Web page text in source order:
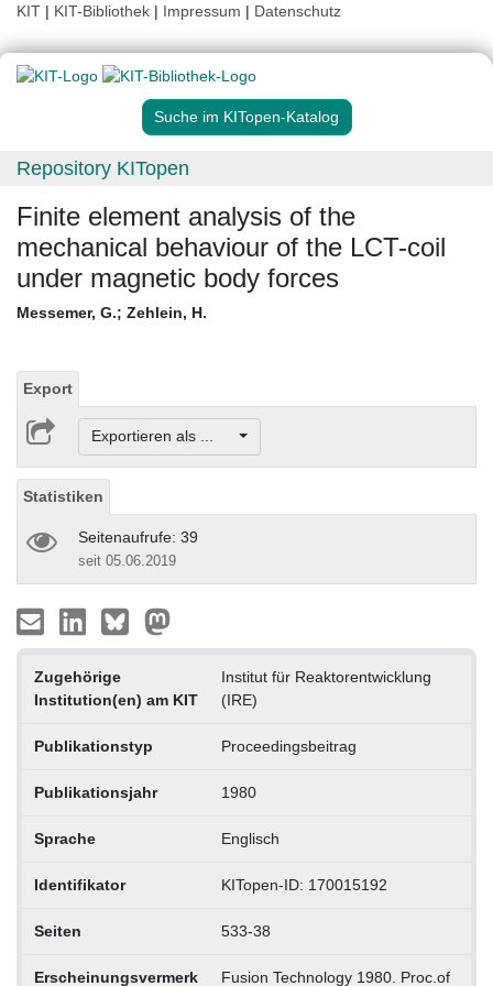
KIT | KIT-Bibliothek | Impressum | Datenschutz
Suche im KITopen-Katalog
Repository KITopen
Finite element analysis of the
mechanical behaviour of the LCT-coil
under magnetic body forces
Messemer, G.; Zehlein, H.
Export
Exportieren als ...
Statistiken
Seitenaufrufe: 39
seit 05.06.2019
Zugehörige
Institution(en) am KIT
Institut für Reaktorentwicklung
(IRE)
Publikationstyp Proceedingsbeitrag
Publikationsjahr 1980
Sprache Englisch
Identifikator KITopen-ID: 170015192
Seiten 533-38
Erscheinungsvermerk Fusion Technology 1980. Proc.of